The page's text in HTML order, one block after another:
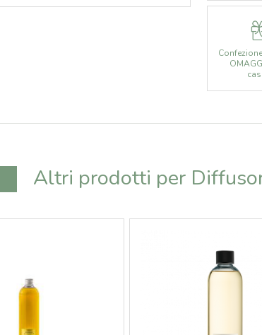
Altri prodotti per